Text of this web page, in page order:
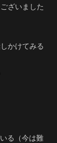
ざいました
かけてみる
る（今は難